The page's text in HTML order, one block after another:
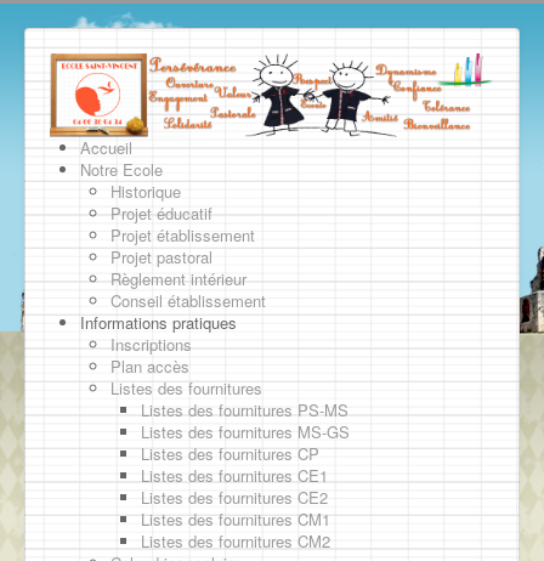
Accueil
Notre Ecole
Historique
Projet éducatif
Projet établissement
Projet pastoral
Règlement intérieur
Conseil établissement
Informations pratiques
Inscriptions
Plan accès
Listes des fournitures
Listes des fournitures PS-MS
Listes des fournitures MS-GS
Listes des fournitures CP
Listes des fournitures CE1
Listes des fournitures CE2
Listes des fournitures CM1
Listes des fournitures CM2